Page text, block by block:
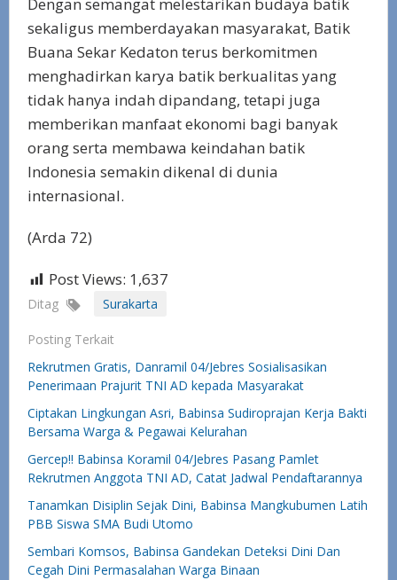
Dengan semangat melestarikan budaya batik
sekaligus memberdayakan masyarakat, Batik
Buana Sekar Kedaton terus berkomitmen
menghadirkan karya batik berkualitas yang
tidak hanya indah dipandang, tetapi juga
memberikan manfaat ekonomi bagi banyak
orang serta membawa keindahan batik
Indonesia semakin dikenal di dunia
internasional.
(Arda 72)
Post Views: 1,637
Ditag Surakarta
Posting Terkait
Rekrutmen Gratis, Danramil 04/Jebres Sosialisasikan
Penerimaan Prajurit TNI AD kepada Masyarakat
Ciptakan Lingkungan Asri, Babinsa Sudiroprajan Kerja Bakti
Bersama Warga & Pegawai Kelurahan
Gercep!! Babinsa Koramil 04/Jebres Pasang Pamlet
Rekrutmen Anggota TNI AD, Catat Jadwal Pendaftarannya
Tanamkan Disiplin Sejak Dini, Babinsa Mangkubumen Latih
PBB Siswa SMA Budi Utomo
Sembari Komsos, Babinsa Gandekan Deteksi Dini Dan
Cegah Dini Permasalahan Warga Binaan